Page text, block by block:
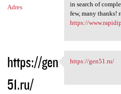
Adres
in search of
few, many thanks!
https://
https://gen
51.ru/
https://gen51.ru/
https://gen51.ru/